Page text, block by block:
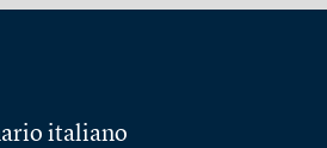
italiano